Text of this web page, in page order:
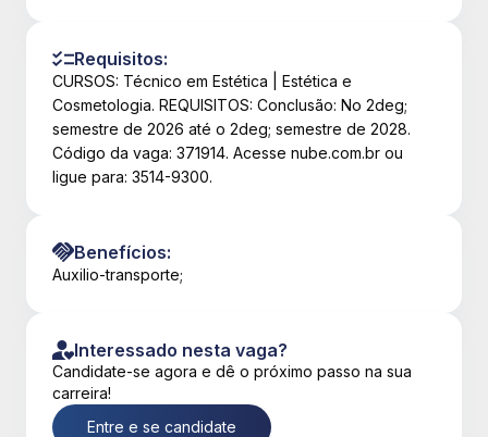
Requisitos:
CURSOS: Técnico em Estética | Estética e
Cosmetologia. REQUISITOS: Conclusão: No 2deg;
semestre de 2026 até o 2deg; semestre de 2028.
Código da vaga: 371914. Acesse nube.com.br ou
ligue para: 3514-9300.
Benefícios:
Auxilio-transporte;
Interessado nesta vaga?
Candidate-se agora e dê o próximo passo na sua
carreira!
Entre e se candidate